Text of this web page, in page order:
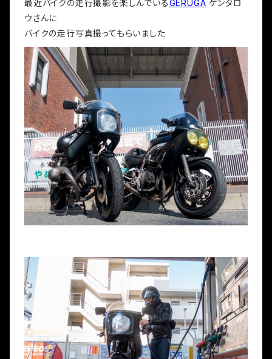
最近バイクの走行撮影を楽しんでいるGERUGA ケンタロ
ウさんに
バイクの走行写真撮ってもらいました